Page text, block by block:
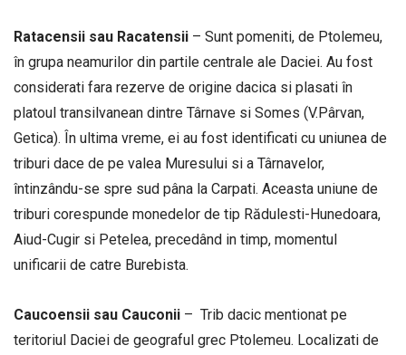
Ratacensii sau Racatensii – Sunt pomeniti, de Ptolemeu,
în grupa neamurilor din partile centrale ale Daciei. Au fost
considerati fara rezerve de origine dacica si plasati în
platoul transilvanean dintre Târnave si Somes (V.Pârvan,
Getica). În ultima vreme, ei au fost identificati cu uniunea de
triburi dace de pe valea Muresului si a Târnavelor,
întinzându-se spre sud pâna la Carpati. Aceasta uniune de
triburi corespunde monedelor de tip Rădulesti-Hunedoara,
Aiud-Cugir si Petelea, precedând in timp, momentul
unificarii de catre Burebista.
Caucoensii sau Cauconii – Trib dacic mentionat pe
teritoriul Daciei de geograful grec Ptolemeu. Localizati de